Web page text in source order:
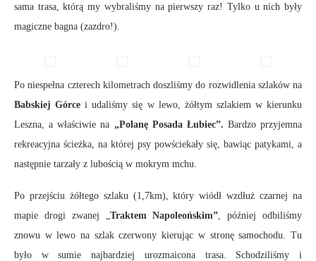
sama trasa, którą my wybraliśmy na pierwszy raz! Tylko u nich były
magiczne bagna (zazdro!).
Po niespełna czterech kilometrach doszliśmy do rozwidlenia szlaków na
Babskiej Górce i udaliśmy się w lewo, żółtym szlakiem w kierunku
Leszna, a właściwie na „Polanę Posada Łubiec”. Bardzo przyjemna
rekreacyjna ścieżka, na której psy powściekały się, bawiąc patykami, a
następnie tarzały z lubością w mokrym mchu.
Po przejściu żółtego szlaku (1,7km), który wiódł wzdłuż czarnej na
mapie drogi zwanej „ Traktem Napoleońskim” , później odbiliśmy
znowu w lewo na szlak czerwony kierując w stronę samochodu. Tu
było w sumie najbardziej urozmaicona trasa. Schodziliśmy i